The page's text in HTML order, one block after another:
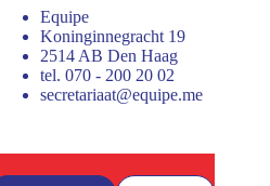
Equipe
Koninginnegracht 19
2514 AB Den Haag
tel. 070 - 200 20 02
secretariaat@equipe.me